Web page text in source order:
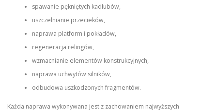
spawanie pękniętych kadłubów,
uszczelnianie przecieków,
naprawa platform i pokładów,
regeneracja relingów,
wzmacnianie elementów konstrukcyjnych,
naprawa uchwytów silników,
odbudowa uszkodzonych fragmentów.
Każda naprawa wykonywana jest z zachowaniem najwyższych